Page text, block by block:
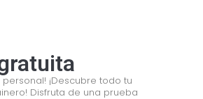
personal! ¡Descubre todo tu
Disfruta de una prueba